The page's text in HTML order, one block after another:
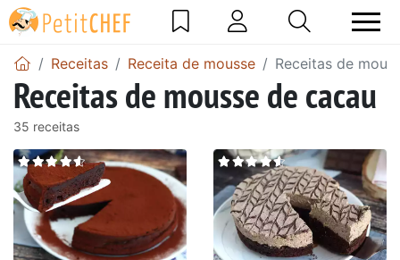
Receitas Receita de mousse Receitas de
Receitas de mousse de cacau
35 receitas